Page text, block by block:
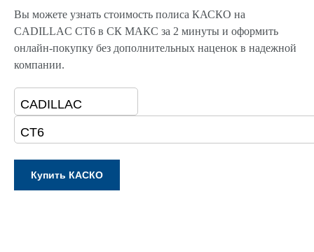
Вы можете узнать стоимость полиса КАСКО на
CADILLAC CT6 в СК МАКС за 2 минуты и оформить
онлайн-покупку без дополнительных наценок в надежной
компании.